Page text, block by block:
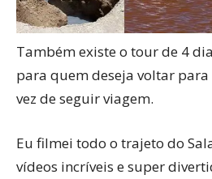
Também existe o tour de 4
para quem deseja voltar
vez de seguir viagem.
Eu filmei todo o trajeto do
vídeos incríveis e super